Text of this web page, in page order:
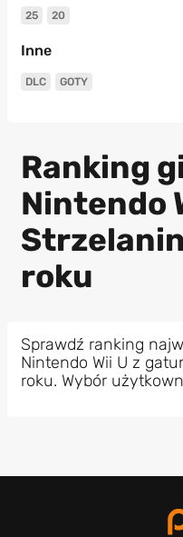
25 20
Inne
DLC GOTY
Ranking
Nintendo
roku
Sprawdź ranking
Nintendo Wii U z
roku. Wybór